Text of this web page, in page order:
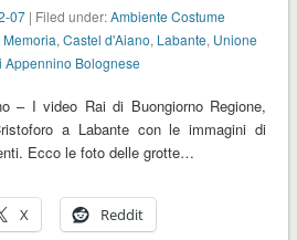
07 | Filed under:Ambiente Costume
,Castel d'Aiano, Labante, Unione
Appennino Bolognese
– I video Rai di Buongiorno Regione,
a Labante con le immagini di
Ecco le foto delle grotte…
X Reddit